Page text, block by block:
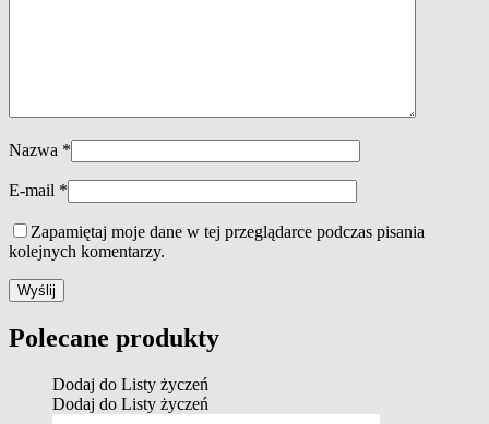
Nazwa *
E-mail *
Zapamiętaj moje dane w tej przeglądarce podczas pisania
kolejnych komentarzy.
Polecane produkty
Dodaj do Listy życzeń
Dodaj do Listy życzeń